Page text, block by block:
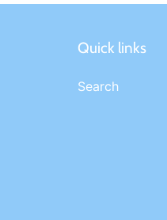
Quick links
Search